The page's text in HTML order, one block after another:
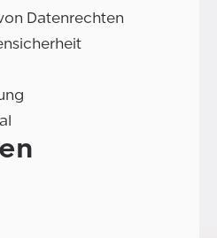
Datenrechten